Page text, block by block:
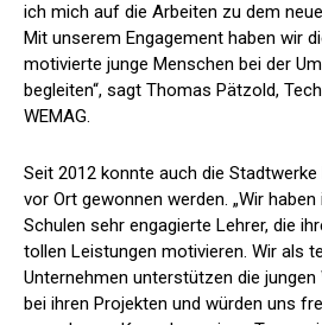
ich mich auf die Arbeiten zu dem
Mit unserem Engagement haben wir
motivierte junge Menschen bei der
begleiten“, sagt Thomas Pätzold,
WEMAG.
Seit 2012 konnte auch die
vor Ort gewonnen werden. „Wir
Schulen sehr engagierte Lehrer, die
tollen Leistungen motivieren. Wir als
Unternehmen unterstützen die
bei ihren Projekten und würden uns